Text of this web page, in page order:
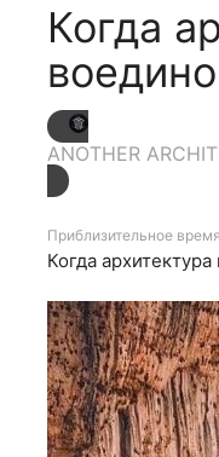
Когда
воедино
ANOTHER
Приблизительное
Когда